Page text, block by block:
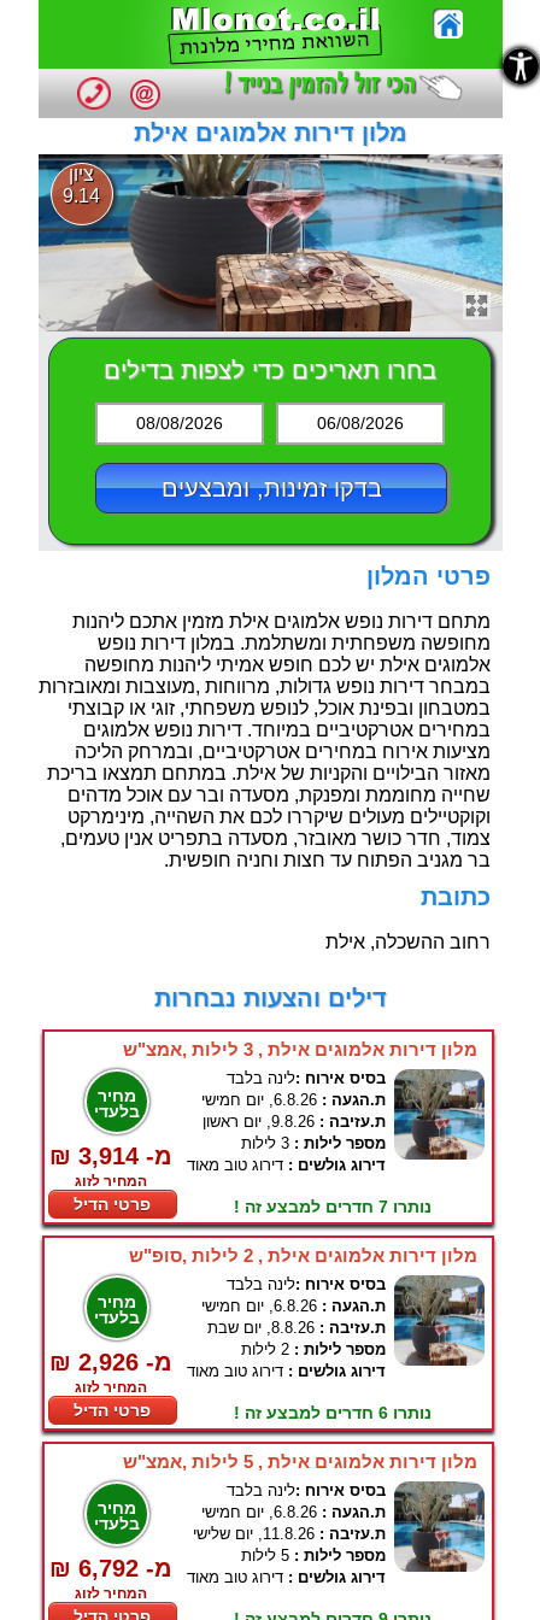
מלון דירות אלמוגים אילת
ציון
9.14
בחרו תאריכים כדי לצפות בדילים
08/08/2026 06/08/2026
בדקו זמינות, ומבצעים
פרטי המלון
מתחם דירות נופש אלמוגים אילת מזמין אתכם ליהנות
מחופשה משפחתית ומשתלמת. במלון דירות נופש
אלמוגים אילת יש לכם חופש אמיתי ליהנות מחופשה
במבחר דירות נופש גדולות, מרווחות ,מעוצבות ומאובזרות
במטבחון ובפינת אוכל, לנופש משפחתי, זוגי או קבוצתי
במחירים אטרקטיביים במיוחד. דירות נופש אלמוגים
מציעות אירוח במחירים אטרקטיביים, ובמרחק הליכה
מאזור הבילויים והקניות של אילת. במתחם תמצאו בריכת
שחייה מחוממת ומפנקת, מסעדה ובר עם אוכל מדהים
וקוקטיילים מעולים שיקררו לכם את השהייה, מינימרקט
צמוד, חדר כושר מאובזר, מסעדה בתפריט אנין טעמים,
בר מגניב הפתוח עד חצות וחניה חופשית.
כתובת
רחוב ההשכלה, אילת
דילים והצעות נבחרות
מלון דירות אלמוגים אילת , 3 לילות ,אמצ"ש
מחיר
בלעדי
₪ 3,914 -מ
המחיר לזוג
פרטי הדיל
בסיס אירוח :לינה בלבד
ת.הגעה : 6.8.26, יום חמישי
ת.עזיבה : 9.8.26, יום ראשון
מספר לילות : 3 לילות
דירוג גולשים : דירוג טוב מאוד
נותרו 7 חדרים למבצע זה !
מלון דירות אלמוגים אילת , 2 לילות ,סופ"ש
מחיר
בלעדי
₪ 2,926 -מ
המחיר לזוג
פרטי הדיל
בסיס אירוח :לינה בלבד
ת.הגעה : 6.8.26, יום חמישי
ת.עזיבה : 8.8.26, יום שבת
מספר לילות : 2 לילות
דירוג גולשים : דירוג טוב מאוד
נותרו 6 חדרים למבצע זה !
מלון דירות אלמוגים אילת , 5 לילות ,אמצ"ש
מחיר
בלעדי
₪ 6,792 -מ
המחיר לזוג
בסיס אירוח :לינה בלבד
ת.הגעה : 6.8.26, יום חמישי
ת.עזיבה : 11.8.26, יום שלישי
מספר לילות : 5 לילות
דירוג גולשים : דירוג טוב מאוד
נגישות
נגישות